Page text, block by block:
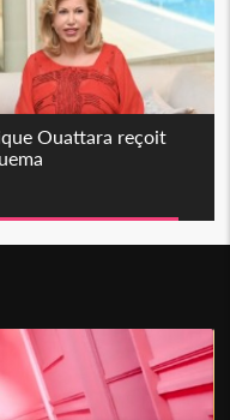
Ouattara reçoit